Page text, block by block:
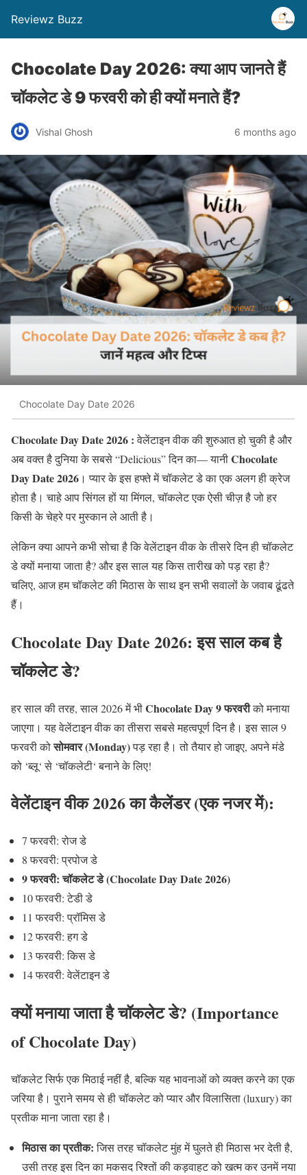
Reviewz Buzz
Chocolate Day 2026: क्या आप जानते हैं
चॉकलेट डे 9 फरवरी को ही क्यों मनाते हैं?
Vishal Ghosh 6 months ago
Chocolate Day Date 2026
Chocolate Day Date 2026 :वेलेंटाइन वीक की शुरुआत हो चुकी है और
अब वक्त है दुनिया के सबसे“Delicious”दिन का—यानीChocolate
Day Date 2026 । प्यार के इस हफ्ते में चॉकलेट डे का एक अलग ही क्रेज
होता है। चाहे आप सिंगल हों या मिंगल,चॉकलेट एक ऐसी चीज़ है जो हर
किसी के चेहरे पर मुस्कान ले आती है।
लेकिन क्या आपने कभी सोचा है कि वेलेंटाइन वीक के तीसरे दिन ही चॉकलेट
डे क्यों मनाया जाता है?और इस साल यह किस तारीख को पड़ रहा है?
चलिए, आज हम चॉकलेट की मिठास के साथ इन सभी सवालों के जवाब ढूंढते
हैं।
Chocolate Day Date 2026:इससालकबहै
चॉकलेटडे?
हर साल की तरह,साल2026में भीChocolate Day 9फरवरीको मनाया
जाएगा। यह वेलेंटाइन वीक का तीसरा सबसे महत्वपूर्ण दिन है। इस साल9
फरवरी कोसोमवार(Monday)पड़ रहा है। तो तैयार हो जाइए, अपने मंडे
को ‘ब्लू‘से ‘चॉकलेटी‘बनाने के लिए!
वेलेंटाइनवीक2026काकैलेंडर(एकनजरमें):
7फरवरी:रोज डे
8फरवरी:प्रपोज डे
9फरवरी:चॉकलेटडे(Chocolate Day Date 2026)
10फरवरी:टेडी डे
11फरवरी:प्रॉमिस डे
12फरवरी:हग डे
13फरवरी:किस डे
14फरवरी:वेलेंटाइन डे
क्योंमनायाजाताहैचॉकलेटडे? (Importance
of Chocolate Day)
चॉकलेट सिर्फ एक मिठाई नहीं है,बल्कि यह भावनाओं को व्यक्त करने का एक
जरिया है। पुराने समय से ही चॉकलेट को प्यार और विलासिता(luxury)का
प्रतीक माना जाता रहा है।
मिठासकाप्रतीक: जिस तरह चॉकलेट मुंह में घुलते ही मिठास भर देती है,
उसी तरह इस दिन का मकसद रिश्तों की कड़वाहट को खत्म कर उनमें नया